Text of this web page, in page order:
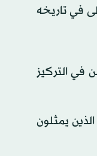
في تاريخه
في التركيز
يمثلون